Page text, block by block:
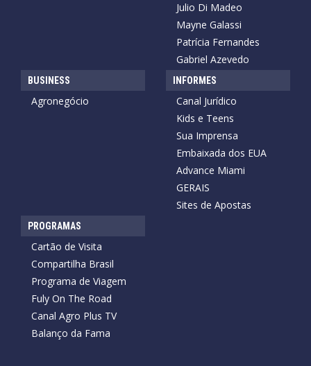
Julio Di Madeo
Mayne Galassi
Patrícia Fernandes
Gabriel Azevedo
BUSINESS
Agronegócio
INFORMES
Canal Jurídico
Kids e Teens
Sua Imprensa
Embaixada dos EUA
Advance Miami
GERAIS
Sites de Apostas
PROGRAMAS
Cartão de Visita
Compartilha Brasil
Programa de Viagem
Fuly On The Road
Canal Agro Plus TV
Balanço da Fama